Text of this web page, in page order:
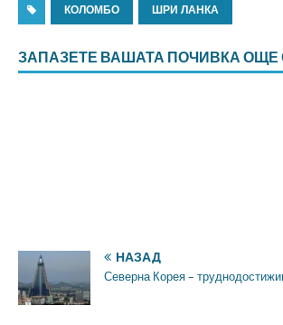
КОЛОМБО ШРИ ЛАНКА
ЗАПАЗЕТЕ ВАШАТА ПОЧИВКА ОЩЕ
НАЗАД
Северна Корея –